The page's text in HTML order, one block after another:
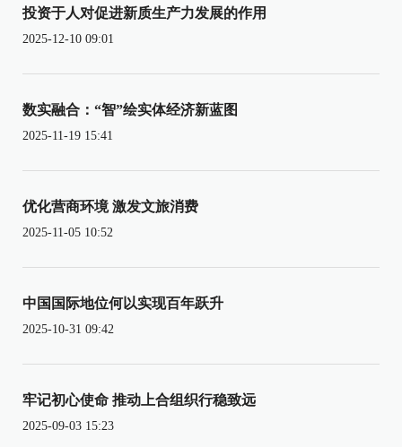
投资于人对促进新质生产力发展的作用
2025-12-10 09:01
数实融合：“智”绘实体经济新蓝图
2025-11-19 15:41
优化营商环境 激发文旅消费
2025-11-05 10:52
中国国际地位何以实现百年跃升
2025-10-31 09:42
牢记初心使命 推动上合组织行稳致远
2025-09-03 15:23